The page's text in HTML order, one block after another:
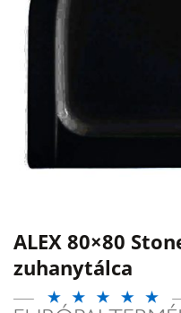
ALEX 80×80
zuhanytálca